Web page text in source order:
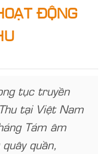
ĐỘNG
tục truyền
tại Việt Nam
Tám âm
quần,